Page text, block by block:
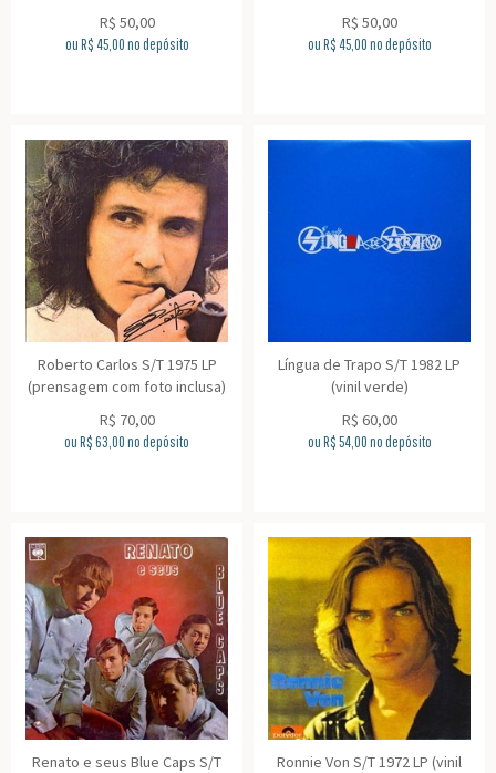
R$ 50,00
ou R$ 45,00no depósito
R$ 50,00
ou R$ 45,00no depósito
Roberto Carlos S/T 1975 LP
(prensagem com foto inclusa)
R$ 70,00
ou R$63,00no depósito
Língua de Trapo S/T 1982 LP
(vinil verde)
R$ 60,00
ou R$54,00no depósito
Renato e seus Blue Caps S/T
Ronnie Von S/T 1972 LP (vinil